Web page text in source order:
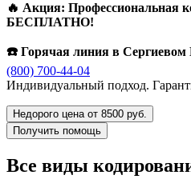
🔥 Акция: Профессиональная
БЕСПЛАТНО!
☎️ Горячая линия в Сергиевом
(800) 700-44-04
Индивидуальный подход.
Недорого цена от 8500 руб.
Получить помощь
Все виды